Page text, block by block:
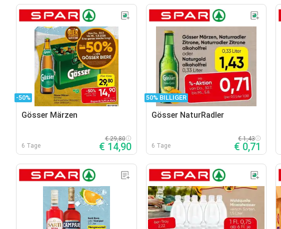
-50%
Gösser Märzen
6 Tage
€ 29,80
€ 14,90
50% BILLIGER
Gösser NaturRadler
6 Tage
€ 1,43
€ 0,71